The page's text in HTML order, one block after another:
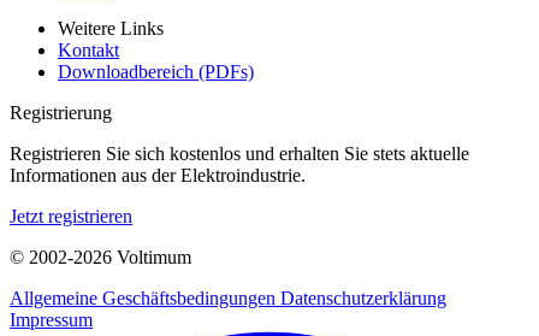
Weitere Links
Kontakt
Downloadbereich (PDFs)
Registrierung
Registrieren Sie sich kostenlos und erhalten Sie stets aktuelle
Informationen aus der Elektroindustrie.
Jetzt registrieren
© 2002-2026 Voltimum
Allgemeine Geschäftsbedingungen Datenschutzerklärung
Impressum